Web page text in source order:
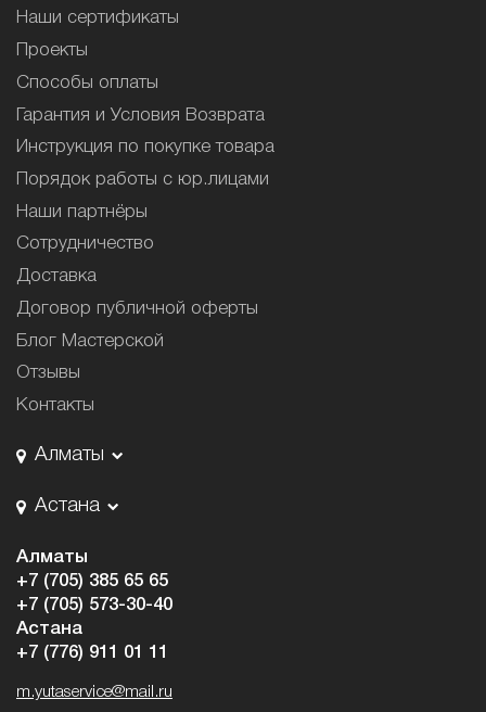
Наши сертификаты
Проекты
Способы оплаты
Гарантия и Условия Возврата
Инструкция по покупке товара
Порядок работы с юр.лицами
Наши партнёры
Сотрудничество
Доставка
Договор публичной оферты
Блог Мастерской
Отзывы
Контакты
Алматы
Астана
Алматы
+7 (705) 385 65 65
+7 (705) 573-30-40
Астана
+7 (776) 911 01 11
m.yutaservice@mail.ru